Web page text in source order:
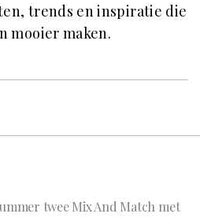
trends en inspiratie die
mooier maken.
twee Mix And Match met